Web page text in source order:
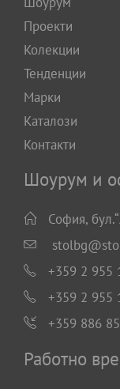
Проекти
Колекции
Тенденции
Марки
Каталози
Контакти
Шоурум и
София,
+359 2 955
+359 2 955
+359 886
Работно